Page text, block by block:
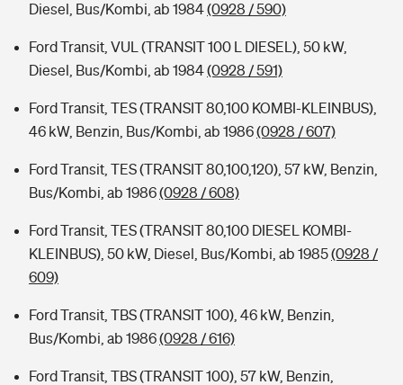
Diesel, Bus/Kombi, ab 1984(0928 / 590)
Ford Transit, VUL (TRANSIT 100 L DIESEL), 50 kW,
Diesel, Bus/Kombi, ab 1984(0928 / 591)
Ford Transit, TES (TRANSIT 80,100 KOMBI-KLEINBUS),
46 kW, Benzin, Bus/Kombi, ab 1986(0928 / 607)
Ford Transit, TES (TRANSIT 80,100,120), 57 kW, Benzin,
Bus/Kombi, ab 1986(0928 / 608)
Ford Transit, TES (TRANSIT 80,100 DIESEL KOMBI-
KLEINBUS), 50 kW, Diesel, Bus/Kombi, ab 1985(0928 /
609)
Ford Transit, TBS (TRANSIT 100), 46 kW, Benzin,
Bus/Kombi, ab 1986(0928 / 616)
Ford Transit, TBS (TRANSIT 100), 57 kW, Benzin,